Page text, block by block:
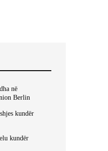
në
Berlin
kundër
kundër